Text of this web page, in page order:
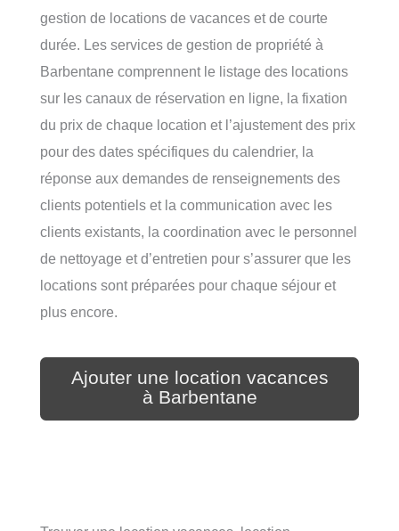
gestion de locations de vacances et de courte
durée. Les services de gestion de propriété à
Barbentane comprennent le listage des locations
sur les canaux de réservation en ligne, la fixation
du prix de chaque location et l’ajustement des prix
pour des dates spécifiques du calendrier, la
réponse aux demandes de renseignements des
clients potentiels et la communication avec les
clients existants, la coordination avec le personnel
de nettoyage et d’entretien pour s’assurer que les
locations sont préparées pour chaque séjour et
plus encore.
Ajouter une location vacances
à Barbentane